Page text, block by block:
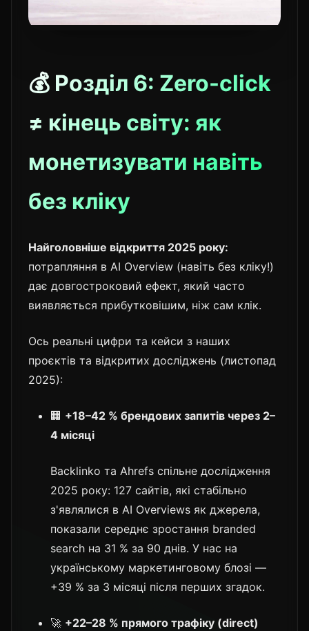
💰 Розділ 6: Zero-click
≠ кінець світу: як
монетизувати навіть
без кліку
Найголовніше відкриття 2025 року:
потрапляння в AI Overview (навіть без кліку!)
дає довгостроковий ефект, який часто
виявляється прибутковішим, ніж сам клік.
Ось реальні цифри та кейси з наших
проєктів та відкритих досліджень (листопад
2025):
🏢 +18–42 % брендових запитів через 2–
4 місяці
Backlinko та Ahrefs спільне дослідження
2025 року: 127 сайтів, які стабільно
з'являлися в AI Overviews як джерела,
показали середнє зростання branded
search на 31 % за 90 днів. У нас на
українському маркетинговому блозі —
+39 % за 3 місяці після перших згадок.
🚀 +22–28 % прямого трафіку (direct)